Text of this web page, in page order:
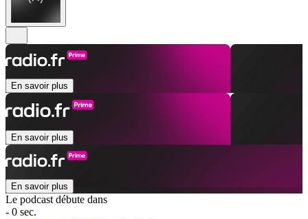
En savoir plus
En savoir plus
En savoir plus
Le podcast débute dans
- 0 sec.